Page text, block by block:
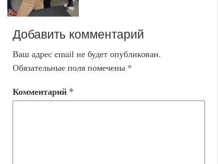
Добавить комментарий
Ваш адрес email не будет опубликован.
Обязательные поля помечены *
Комментарий *